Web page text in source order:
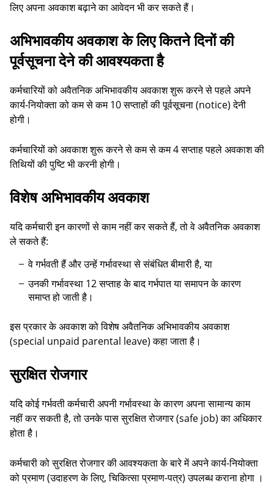
लिए अपना अवकाश बढ़ाने का आवेदन भी कर सकते हैं।
अभिभावकीय अवकाश के लिए कितने दिनों की
पूर्वसूचना देने की आवश्यकता है
कर्मचारियों को अवैतनिक अभिभावकीय अवकाश शुरू करने से पहले अपने
कार्य-नियोक्ता को कम से कम 10 सप्ताहों की पूर्वसूचना (notice) देनी
होगी।
कर्मचारियों को अवकाश शुरू करने से कम से कम 4 सप्ताह पहले अवकाश की
तिथियों की पुष्टि भी करनी होगी।
विशेष अभिभावकीय अवकाश
यदि कर्मचारी इन कारणों से काम नहीं कर सकते हैं, तो वे अवैतनिक अवकाश
ले सकते हैं:
वे गर्भवती हैं और उन्हें गर्भावस्था से संबंधित बीमारी है, या
उनकी गर्भावस्था 12 सप्ताह के बाद गर्भपात या समापन के कारण
समाप्त हो जाती है।
इस प्रकार के अवकाश को विशेष अवैतनिक अभिभावकीय अवकाश
(special unpaid parental leave) कहा जाता है।
सुरक्षित रोजगार
यदि कोई गर्भवती कर्मचारी अपनी गर्भावस्था के कारण अपना सामान्य काम
नहीं कर सकती है, तो उनके पास सुरक्षित रोजगार (safe job) का अधिकार
होता है।
कर्मचारी को सुरक्षित रोजगार की आवश्यकता के बारे में अपने कार्य-नियोक्ता
को प्रमाण (उदाहरण के लिए, चिकित्सा प्रमाण-पत्र) उपलब्ध कराना होगा ।